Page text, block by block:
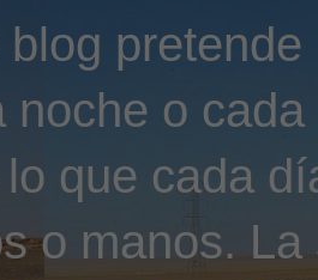
blog
noche o
que cada
o manos.